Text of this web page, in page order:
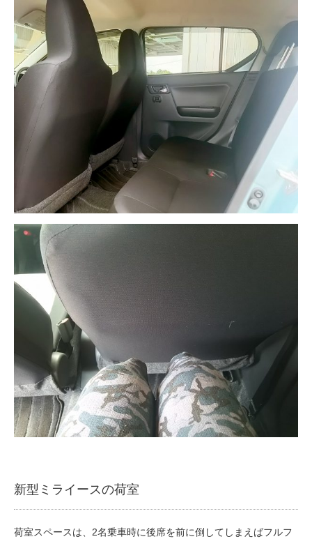
新型ミライースの荷室
荷室スペースは、2名乗車時に後席を前に倒してしまえばフルフ